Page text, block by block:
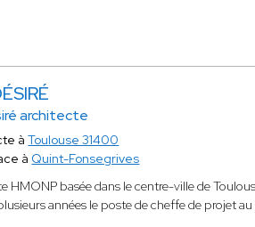
architecte
àToulouse 31400
à Quint-Fonsegrives
HMONP basée dans le centre-ville de
années le poste de cheffe de projet